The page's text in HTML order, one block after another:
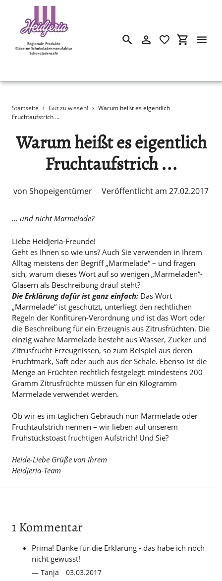
Direkt
zum
SuchenEinloggen
Startseite › Gut zu wissen! › Warum heißt es eigentlich
Fruchtaufstrich ...
Warum heißt es eigentlich
Fruchtaufstrich ...
von Shopeigentümer Veröffentlicht am 27.02.2017
... und nicht Marmelade?
Liebe Heidjeria-Freunde!
Geht es Ihnen so wie uns? Auch Sie verwenden in Ihrem
Alltag meistens den Begriff „Marmelade“ – und fragen
sich, warum dieses Wort auf so wenigen „Marmeladen“-
Gläsern als Beschreibung drauf steht?
Die Erklärung dafür ist ganz einfach: Das Wort
„Marmelade“ ist geschützt, unterliegt den rechtlichen
Regeln der Konfitüren-Verordnung und ist das Wort oder
die Beschreibung für ein Erzeugnis aus Zitrusfrüchten. Die
einzig wahre Marmelade besteht aus Wasser, Zucker und
Zitrusfrucht-Erzeugnissen, so zum Beispiel aus deren
Fruchtmark, Saft oder auch aus der Schale. Ebenso ist die
Menge an Früchten rechtlich festgelegt: mindestens 200
Gramm Zitrusfrüchte müssen für ein Kilogramm
Marmelade verwendet werden.
Ob wir es im täglichen Gebrauch nun Marmelade oder
Fruchtaufstrich nennen – wir lieben auf unserem
Frühstückstoast fruchtigen Aufstrich! Und Sie?
Heide-Liebe Grüße von Ihrem
Heidjeria-Team
1 Kommentar
Prima! Danke für die Erklärung - das habe ich noch
nicht gewusst!
Tanja 03.03.2017